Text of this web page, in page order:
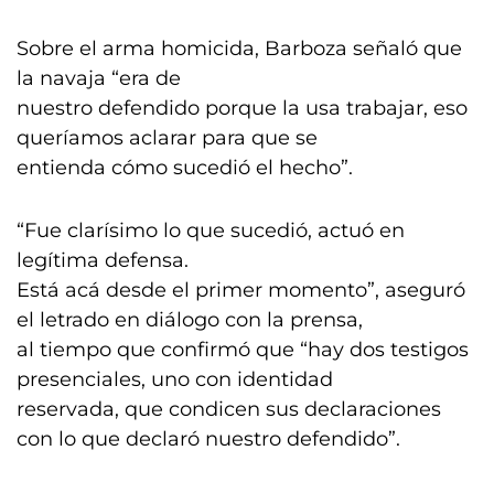
Sobre el arma homicida, Barboza señaló que
la navaja “era de
nuestro defendido porque la usa trabajar, eso
queríamos aclarar para que se
entienda cómo sucedió el hecho”.
“Fue clarísimo lo que sucedió, actuó en
legítima defensa.
Está acá desde el primer momento”, aseguró
el letrado en diálogo con la prensa,
al tiempo que confirmó que “hay dos testigos
presenciales, uno con identidad
reservada, que condicen sus declaraciones
con lo que declaró nuestro defendido”.